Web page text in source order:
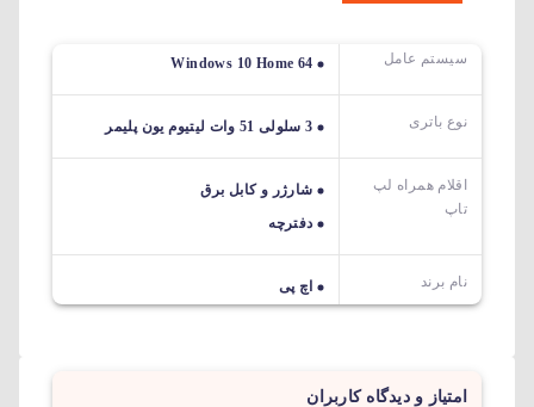
سیستم عامل Windows 10 Home 64
نوع باتری 3 سلولی 51 وات لیتیوم یون پلیمر
اقلام همراه لپ
تاپ
شارژر و کابل برق
دفترچه
نام برند اچ پی
امتیاز و دیدگاه کاربران